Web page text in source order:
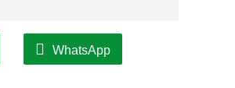
WhatsApp